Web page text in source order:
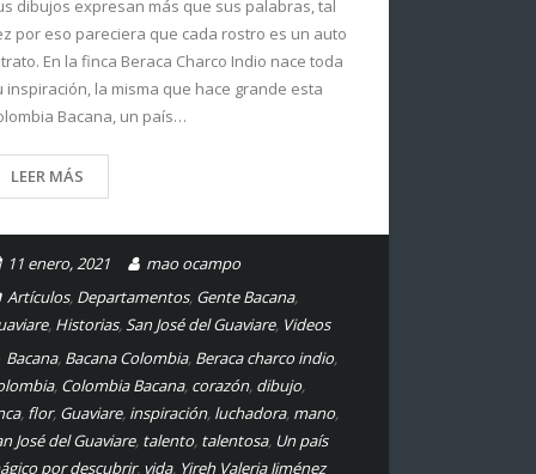
dibujos expresan más que sus palabras, tal
por eso pareciera que cada rostro es un auto
En la finca Beraca Charco Indio nace toda
inspiración, la misma que hace grande esta
Bacana, un país…
LEER MÁS
11 enero, 2021
mao ocampo
Artículos, Departamentos, Gente Bacana,
, Historias,San José del Guaviare, Videos
Bacana, Bacana Colombia, Beraca charco indio,
, Colombia Bacana, corazón, dibujo,
, flor, Guaviare, inspiración, luchadora, mano,
José del Guaviare, talento, talentosa, Un país
por descubrir, vida, Yireh Valeria Jiménez